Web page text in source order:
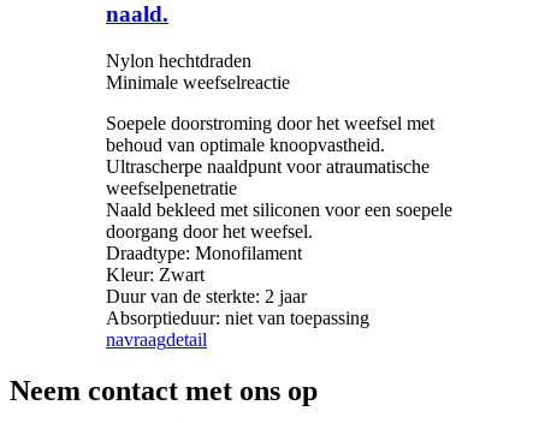
naald.
Nylon hechtdraden
Minimale weefselreactie
Soepele doorstroming door het weefsel met
behoud van optimale knoopvastheid.
Ultrascherpe naaldpunt voor atraumatische
weefselpenetratie
Naald bekleed met siliconen voor een soepele
doorgang door het weefsel.
Draadtype: Monofilament
Kleur: Zwart
Duur van de sterkte: 2 jaar
Absorptieduur: niet van toepassing
navraagdetail
Neem contact met ons op